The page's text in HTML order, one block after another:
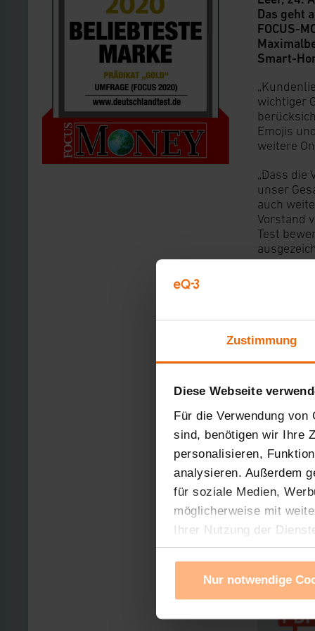
Zustimmung
Diese Webseite
Für die Verwendung
sind, benötigen wir Ihre
personalisieren,
analysieren. Außerdem
für soziale Medien,
möglicherweise mit
Ihrer Nutzung der
Verwendung von
Sie können die
widerrufen. Ihre
Nur notwendige
Das geht
FOCUS-
Smart-
wichtiger
Emojis
weitere
„Dass die
unser
auch
Vorstand
Test
eQ-3
der
Folge
und
als 200
als 36
erfolgen
ISO 9001
Jahren
Weitere